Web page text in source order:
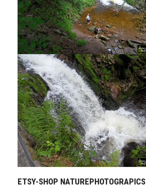
ETSY-SHOP NATUREPHOTOGRAPICS